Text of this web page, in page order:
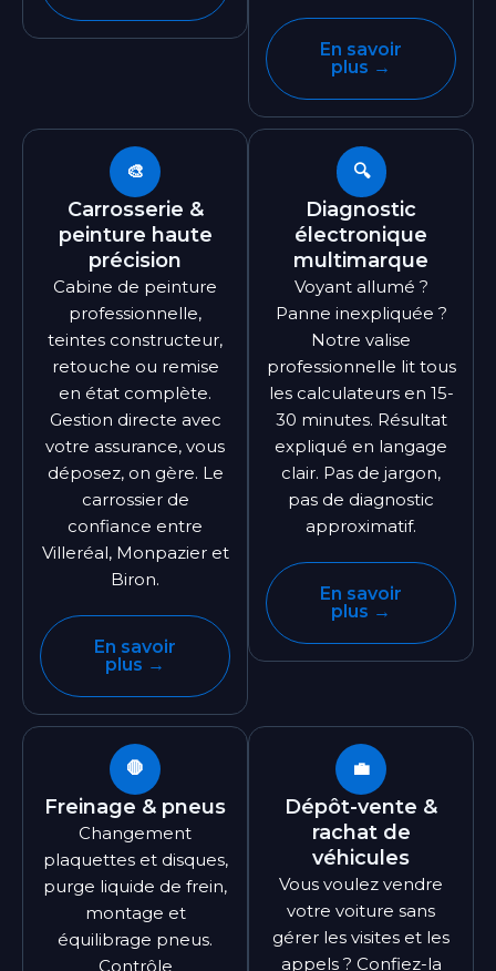
En savoir
plus →
🎨
Carrosserie &
peinture haute
précision
Cabine de peinture
professionnelle,
teintes constructeur,
retouche ou remise
en état complète.
Gestion directe avec
votre assurance, vous
déposez, on gère. Le
carrossier de
confiance entre
Villeréal, Monpazier et
Biron.
En savoir
plus →
🔍
Diagnostic
électronique
multimarque
Voyant allumé ?
Panne inexpliquée ?
Notre valise
professionnelle lit tous
les calculateurs en 15-
30 minutes. Résultat
expliqué en langage
clair. Pas de jargon,
pas de diagnostic
approximatif.
En savoir
plus →
🛑
Freinage & pneus
Changement
plaquettes et disques,
purge liquide de frein,
montage et
équilibrage pneus.
Contrôle
💼
Dépôt-vente &
rachat de
véhicules
Vous voulez vendre
votre voiture sans
gérer les visites et les
appels ? Confiez-la